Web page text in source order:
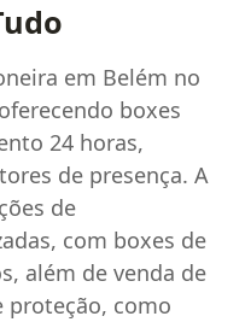
em Belém no
boxes
24 horas,
de presença. A
de
com boxes de
além de venda de
proteção, como